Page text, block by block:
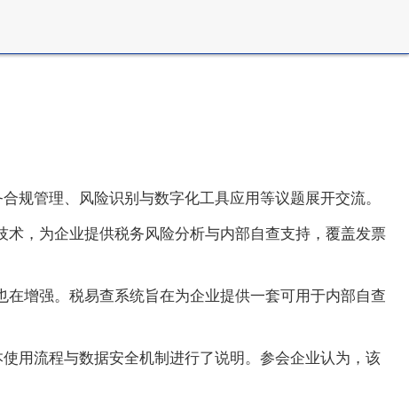
规管理、风险识别与数字化工具应用等议题展开交流。
术，为企业提供税务风险分析与内部自查支持，覆盖发票
增强。税易查系统旨在为企业提供一套可用于内部自查
用流程与数据安全机制进行了说明。参会企业认为，该